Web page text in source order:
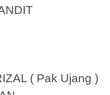
( Pak Ujang )